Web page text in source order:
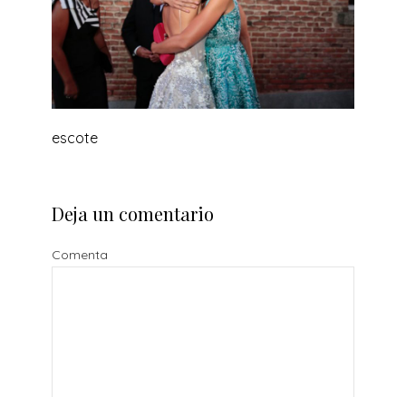
escote
Deja un comentario
Comenta